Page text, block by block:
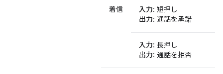
着信 入力: 短押し
出力: 通話を承諾
入力: 長押し
出力: 通話を拒否